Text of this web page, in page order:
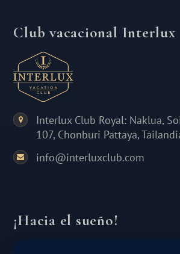
Club vacacional Interlux
Interlux Club Royal: Naklua,
107, Chonburi Pattaya,
info@interluxclub.com
¡Hacia el sueño!